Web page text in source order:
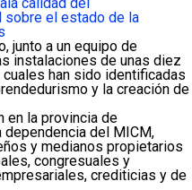
sobre el estado de la
junto a un equipo de
instalaciones de unas diez
han sido identificadas
y la creación de
en la provincia de
del MICM,
y medianos propietarios
congresuales y
crediticias y de